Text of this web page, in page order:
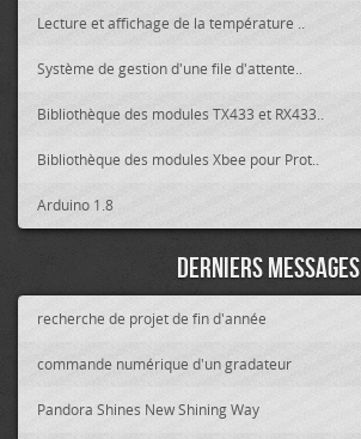
Lecture et affichage de la température ..
Système de gestion d'une file d'attente..
Bibliothèque des modules TX433 et RX433..
Bibliothèque des modules Xbee pour Prot..
Arduino 1.8
Derniers messages
recherche de projet de fin d'année
commande numérique d'un gradateur
Pandora Shines New Shining Way